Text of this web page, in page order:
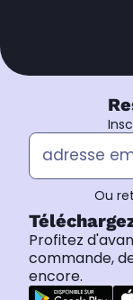
Ou
Profitez
commande,
encore.